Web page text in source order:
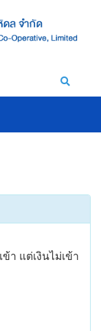
า แต่เงินไม่เข้า